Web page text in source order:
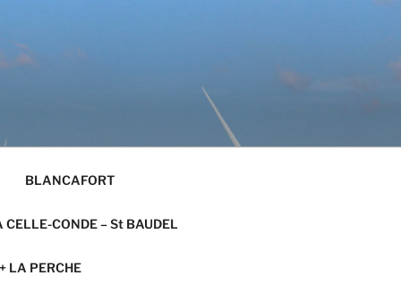
BLANCAFORT
CONDE – St BAUDEL
LA PERCHE